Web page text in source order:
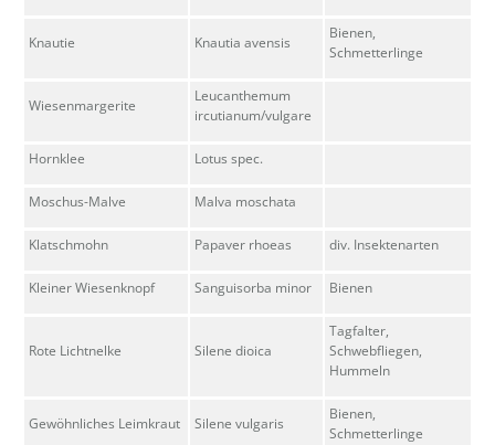
Knautie Knautia avensis
Bienen,
Schmetterlinge
Wiesenmargerite
Leucanthemum
ircutianum/vulgare
Hornklee Lotus spec.
Moschus-Malve Malva moschata
Klatschmohn Papaver rhoeas div. Insektenarten
Kleiner Wiesenknopf Sanguisorba minor Bienen
Rote Lichtnelke Silene dioica
Tagfalter,
Schwebfliegen,
Hummeln
Gewöhnliches Leimkraut Silene vulgaris
Bienen,
Schmetterlinge